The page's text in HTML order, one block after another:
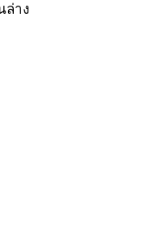
ล่าง